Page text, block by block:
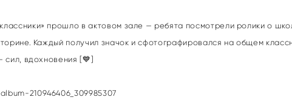
прошло в актовом зале — ребята посмотрели ролики о
Каждый получил значок и сфотографировался на общем
сил, вдохновения [💙]
210946406_309985307